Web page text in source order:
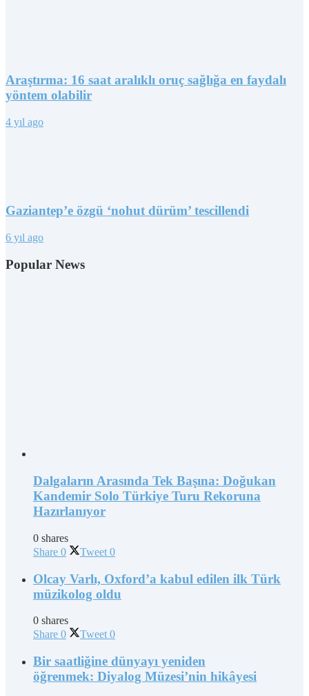
Araştırma: 16 saat aralıklı oruç sağlığa en faydalı
yöntem olabilir
4 yıl ago
Gaziantep’e özgü ‘nohut dürüm’ tescillendi
6 yıl ago
Popular News
Dalgaların Arasında Tek Başına: Doğukan
Kandemir Solo Türkiye Turu Rekoruna
Hazırlanıyor
0 shares
Share 0 Tweet 0
Olcay Varlı, Oxford’a kabul edilen ilk Türk
müzikolog oldu
0 shares
Share 0 Tweet 0
Bir saatliğine dünyayı yeniden
öğrenmek: Diyalog Müzesi’nin hikâyesi